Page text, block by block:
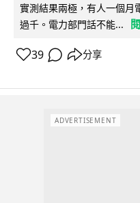
實測結果兩極，有人一個月
過千。電力部門話不能...
39 分享
ADVERTISEMENT